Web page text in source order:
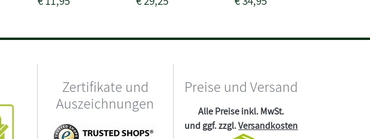
Zertifikate und
Auszeichnungen
Preise und Versand
Alle Preise inkl. MwSt.
und ggf. zzgl.Versandkosten